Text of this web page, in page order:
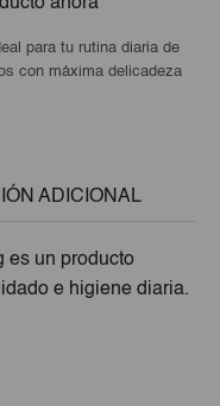
para tu rutina diaria de
con máxima delicadeza
ADICIONAL
es un producto
e higiene diaria.